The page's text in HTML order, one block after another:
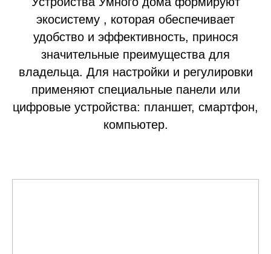
экосистему , которая обеспечивает
удобство и эффективность, принося
значительные преимущества для
владельца. Для настройки и регулировки
применяют специальные панели или
цифровые устройства: планшет, смартфон,
компьютер.